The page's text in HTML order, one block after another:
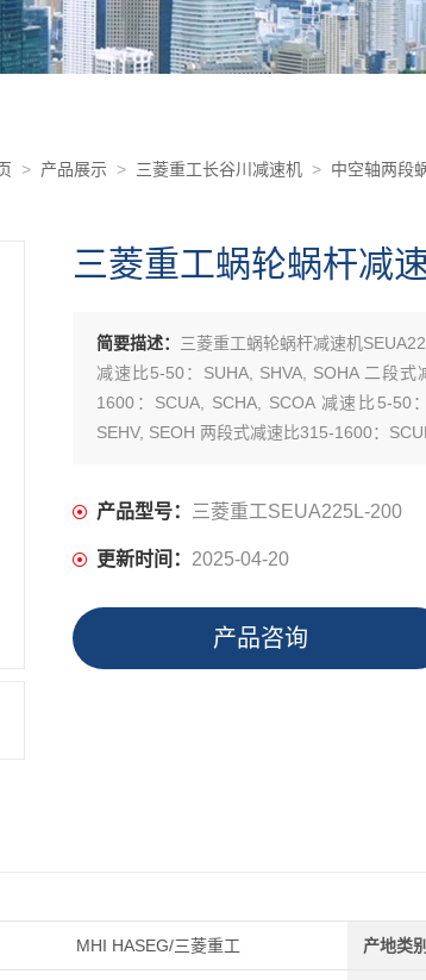
> 产品展示 > 三菱重工长谷川减速机 > 中空轴两段
三菱重工蜗轮蜗杆减
简要描述： 三菱重工蜗轮蜗杆减速机
减速比5-50：SUHA, SHVA, SOHA 二段
1600：SCUA, SCHA, SCOA 减速比5-50
SEHV, SEOH 两段式减速比315-1600：
产品型号： 三菱重工SEUA225L-200
更新时间： 2025-04-20
产品咨询
MHI HASEG/三菱重工 产地类别